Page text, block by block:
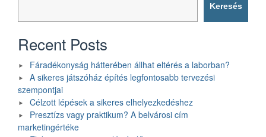
Keresés
Recent Posts
Fáradékonyság hátterében állhat eltérés a laborban?
A sikeres játszóház építés legfontosabb tervezési
szempontjai
Célzott lépések a sikeres elhelyezkedéshez
Presztízs vagy praktikum? A belvárosi cím
marketingértéke